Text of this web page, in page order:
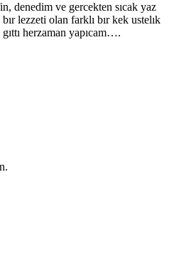
denedim ve gercekten sıcak yaz
lezzeti olan farklı bır kek ustelık
herzaman yapıcam….